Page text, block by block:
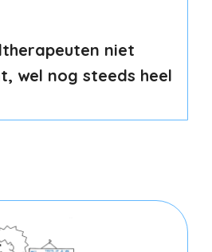
niet
wel nog steeds heel